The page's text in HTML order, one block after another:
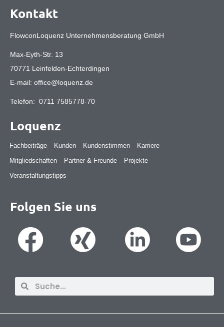
Kontakt
FlowconLoquenz Unternehmensberatung GmbH
Max-Eyth-Str. 13
70771 Leinfelden-Echterdingen
E-mail: office@loquenz.de
Telefon: 0711 7585778-70
Loquenz
Fachbeiträge Kunden Kundenstimmen
Karriere
Mitgliedschaften
Partner & Freunde
Projekte
Veranstaltungstipps
Folgen Sie uns